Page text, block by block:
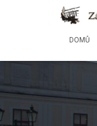
DOMŮ